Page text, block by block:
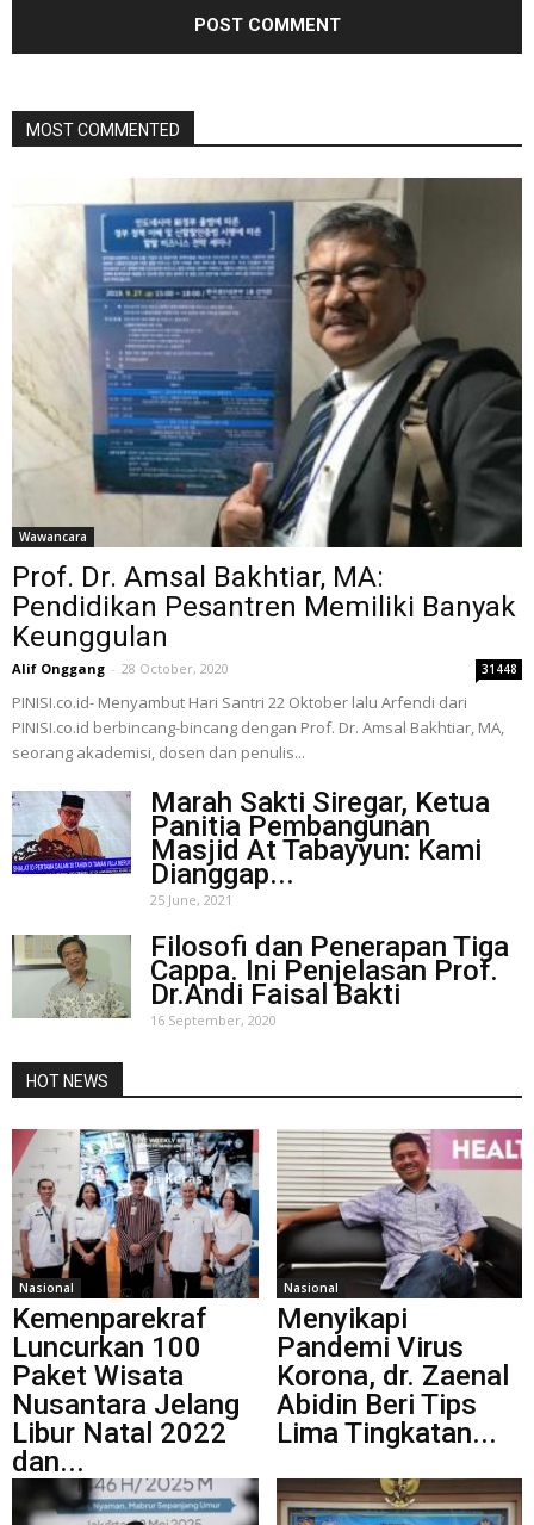
MOST COMMENTED
Wawancara
Prof. Dr. Amsal Bakhtiar, MA:
Pendidikan Pesantren Memiliki Banyak
Keunggulan
Alif Onggang - 28 October, 2020 31448
PINISI.co.id- Menyambut Hari Santri 22 Oktober lalu Arfendi dari
PINISI.co.id berbincang-bincang dengan Prof. Dr. Amsal Bakhtiar, MA,
seorang akademisi, dosen dan penulis...
Marah Sakti Siregar, Ketua
Panitia Pembangunan
Masjid At Tabayyun: Kami
Dianggap...
25 June, 2021
Filosofi dan Penerapan Tiga
Cappa. Ini Penjelasan Prof.
Dr.Andi Faisal Bakti
16 September, 2020
HOT NEWS
Nasional
Kemenparekraf
Luncurkan 100
Paket Wisata
Nusantara Jelang
Libur Natal 2022
dan...
Nasional
Menyikapi
Pandemi Virus
Korona, dr. Zaenal
Abidin Beri Tips
Lima Tingkatan...